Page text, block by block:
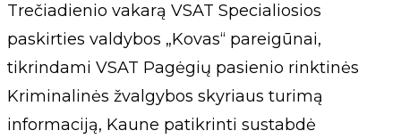
Trečiadienio vakarą VSAT Specialiosios
paskirties valdybos „Kovas“ pareigūnai,
tikrindami VSAT Pagėgių pasienio rinktinės
Kriminalinės žvalgybos skyriaus turimą
informaciją, Kaune patikrinti sustabdė